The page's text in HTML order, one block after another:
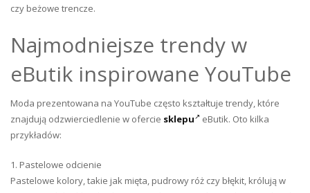
czy beżowe trencze.
Najmodniejsze trendy w
eButik inspirowane YouTube
Moda prezentowana na YouTube często kształtuje trendy, które
znajdują odzwierciedlenie w ofercie sklepu
eButik. Oto kilka
przykładów:
1. Pastelowe odcienie
Pastelowe kolory, takie jak mięta, pudrowy róż czy błękit, królują w